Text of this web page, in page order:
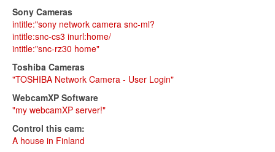
Sony Cameras
intitle:"sony network camera snc-ml?
intitle:snc-cs3 inurl:home/
intitle:"snc-rz30 home"
Toshiba Cameras
"TOSHIBA Network Camera - User Login"
WebcamXP Software
"my webcamXP server!"
Control this cam:
A house in Finland